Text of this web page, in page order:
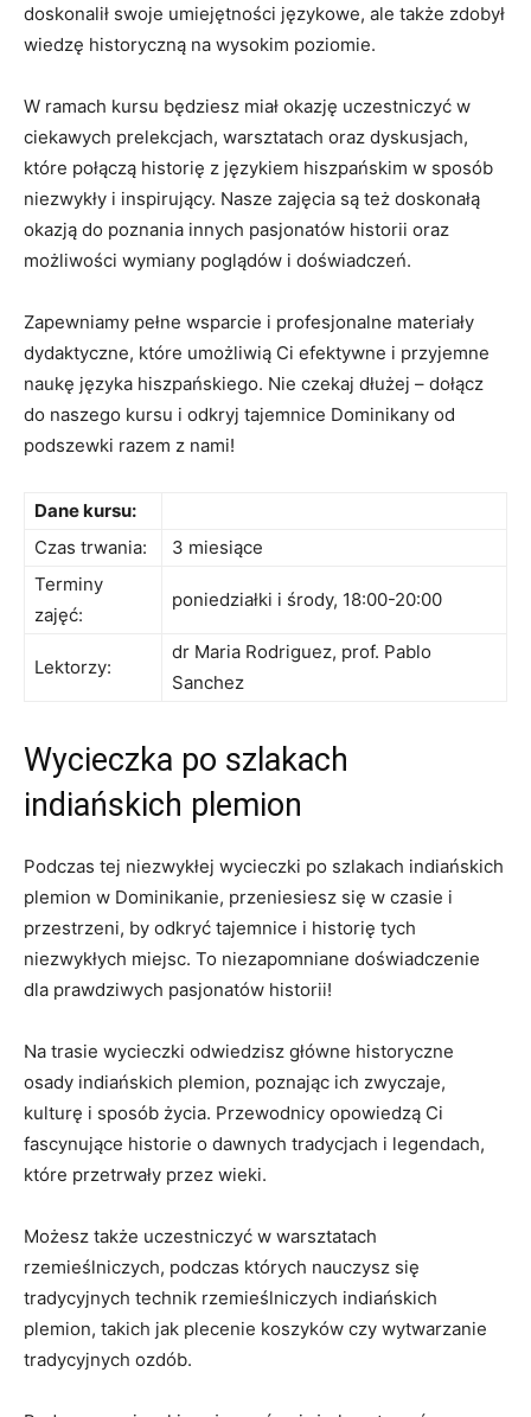
doskonalił swoje⁣ umiejętności językowe, ale⁣ także zdobył
wiedzę historyczną na wysokim poziomie.
W ⁣ramach kursu będziesz miał okazję ​uczestniczyć w
ciekawych prelekcjach, warsztatach oraz dyskusjach,
które⁤ połączą historię z językiem hiszpańskim ⁣w sposób⁢
niezwykły i inspirujący. ‌Nasze⁣ zajęcia są też doskonałą
okazją ⁣do poznania ‌innych​ pasjonatów historii ​oraz
możliwości wymiany poglądów i doświadczeń.
Zapewniamy pełne wsparcie‍ i profesjonalne materiały
dydaktyczne, które umożliwią ‌Ci efektywne i⁢ przyjemne
‍naukę języka hiszpańskiego. Nie⁣ czekaj⁢ dłużej – dołącz
do​ naszego kursu ‍i odkryj tajemnice ‌Dominikany od
⁢podszewki razem ⁣z nami!
Dane⁤ kursu:
Czas trwania:
3 ‌miesiące
Terminy
zajęć:
poniedziałki ⁢i środy, 18:00-20:00
Lektorzy:
dr‍ Maria Rodriguez, ‌prof. Pablo
⁤Sanchez
Wycieczka po szlakach
‌indiańskich plemion
Podczas tej niezwykłej wycieczki po szlakach indiańskich
plemion w Dominikanie, ⁢przeniesiesz się w czasie i
przestrzeni, by odkryć tajemnice i historię tych
‌niezwykłych miejsc. To niezapomniane doświadczenie
dla prawdziwych ⁤pasjonatów‌ historii!
Na trasie wycieczki odwiedzisz główne historyczne
osady indiańskich plemion, poznając ich zwyczaje,
kulturę i‌ sposób życia. ⁤Przewodnicy opowiedzą Ci
fascynujące historie ⁢o‍ dawnych tradycjach i legendach,⁤
które​ przetrwały ⁤przez wieki.
Możesz także​ uczestniczyć w ⁤warsztatach
rzemieślniczych, podczas których nauczysz ⁣się
tradycyjnych technik rzemieślniczych indiańskich
‌plemion, takich jak plecenie koszyków⁢ czy wytwarzanie
tradycyjnych ozdób.